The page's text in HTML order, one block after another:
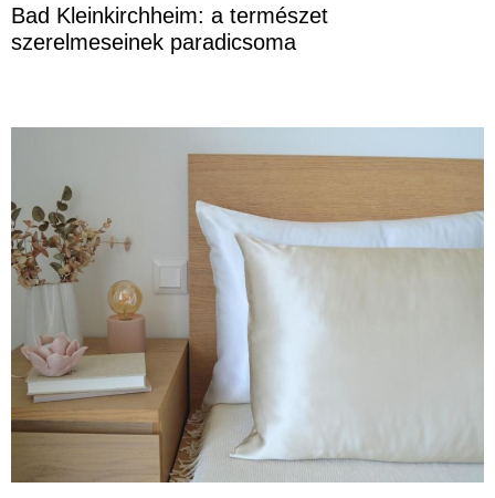
Bad Kleinkirchheim: a természet
szerelmeseinek paradicsoma